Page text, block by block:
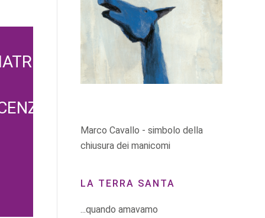
Marco Cavallo - simbolo della
chiusura dei manicomi
LA TERRA SANTA
...quando amavamo